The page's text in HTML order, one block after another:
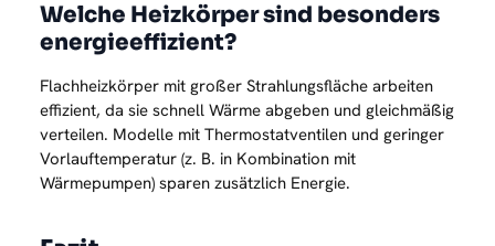
Welche Heizkörper sind besonders
energieeffizient?
Flachheizkörper mit großer Strahlungsfläche arbeiten
effizient, da sie schnell Wärme abgeben und gleichmäßig
verteilen. Modelle mit Thermostatventilen und geringer
Vorlauftemperatur (z. B. in Kombination mit
Wärmepumpen) sparen zusätzlich Energie.